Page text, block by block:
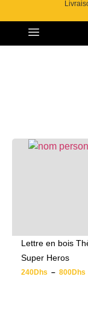
Lettre en bois
Super Heros
240Dhs – 800Dhs